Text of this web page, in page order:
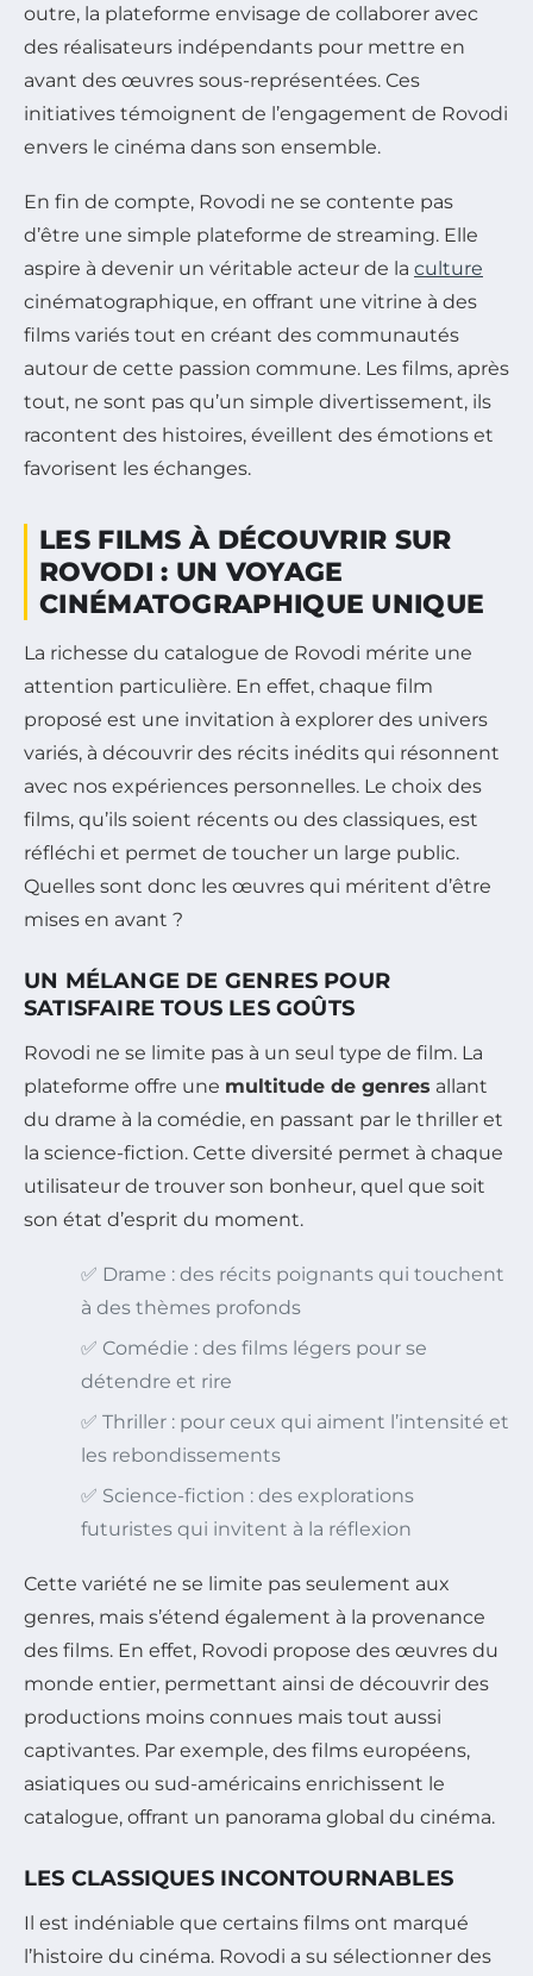
outre, la plateforme envisage de collaborer avec
des réalisateurs indépendants pour mettre en
avant des œuvres sous-représentées. Ces
initiatives témoignent de l’engagement de Rovodi
envers le cinéma dans son ensemble.
En fin de compte, Rovodi ne se contente pas
d’être une simple plateforme de streaming. Elle
aspire à devenir un véritable acteur de la culture
cinématographique, en offrant une vitrine à des
films variés tout en créant des communautés
autour de cette passion commune. Les films, après
tout, ne sont pas qu’un simple divertissement, ils
racontent des histoires, éveillent des émotions et
favorisent les échanges.
LES FILMS À DÉCOUVRIR SUR
ROVODI : UN VOYAGE
CINÉMATOGRAPHIQUE UNIQUE
La richesse du catalogue de Rovodi mérite une
attention particulière. En effet, chaque film
proposé est une invitation à explorer des univers
variés, à découvrir des récits inédits qui résonnent
avec nos expériences personnelles. Le choix des
films, qu’ils soient récents ou des classiques, est
réfléchi et permet de toucher un large public.
Quelles sont donc les œuvres qui méritent d’être
mises en avant ?
UN MÉLANGE DE GENRES POUR
SATISFAIRE TOUS LES GOÛTS
Rovodi ne se limite pas à un seul type de film. La
plateforme offre une multitude de genres allant
du drame à la comédie, en passant par le thriller et
la science-fiction. Cette diversité permet à chaque
utilisateur de trouver son bonheur, quel que soit
son état d’esprit du moment.
✅ Drame : des récits poignants qui touchent
à des thèmes profonds
✅ Comédie : des films légers pour se
détendre et rire
✅ Thriller : pour ceux qui aiment l’intensité et
les rebondissements
✅ Science-fiction : des explorations
futuristes qui invitent à la réflexion
Cette variété ne se limite pas seulement aux
genres, mais s’étend également à la provenance
des films. En effet, Rovodi propose des œuvres du
monde entier, permettant ainsi de découvrir des
productions moins connues mais tout aussi
captivantes. Par exemple, des films européens,
asiatiques ou sud-américains enrichissent le
catalogue, offrant un panorama global du cinéma.
LES CLASSIQUES INCONTOURNABLES
Il est indéniable que certains films ont marqué
l’histoire du cinéma. Rovodi a su sélectionner des